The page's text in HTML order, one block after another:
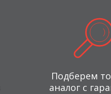
Подберем
аналог с